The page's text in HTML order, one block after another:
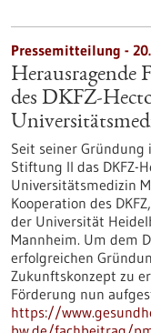
Pressemitteilung -
Herausragende
des DKFZ-
Seit seiner
Stiftung II das DKFZ-
Universitätsmedizin
Kooperation des
der Universität
Mannheim. Um dem
erfolgreichen
Zukunftskonzept zu
Förderung nun
https://